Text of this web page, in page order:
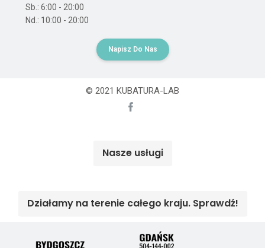
Sb.: 6:00 - 20:00
Nd.: 10:00 - 20:00
Napisz Do Nas
© 2021 KUBATURA-LAB
Nasze usługi
Działamy na terenie całego kraju. Sprawdź!